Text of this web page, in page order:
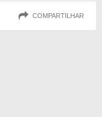
COMPARTILHAR